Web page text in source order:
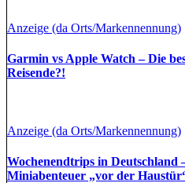
Anzeige (da Orts/Markennennung)
Garmin vs Apple Watch – Die
Reisende?!
Anzeige (da Orts/Markennennung)
Wochenendtrips in Deutschland
Miniabenteuer „vor der